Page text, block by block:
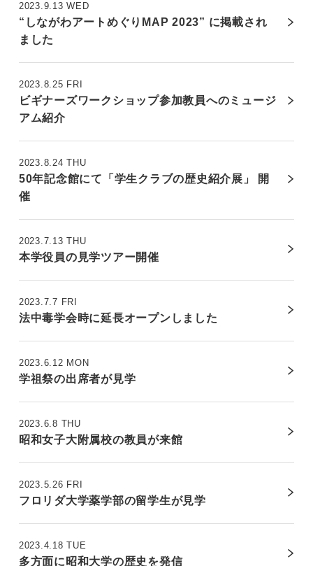
2023.9.13 WED
“しながわアートめぐりMAP 2023” に掲載され
ました
2023.8.25 FRI
ビギナーズワークショップ参加教員へのミュージ
アム紹介
2023.8.24 THU
50年記念館にて「学生クラブの歴史紹介展」 開
催
2023.7.13 THU
本学役員の見学ツアー開催
2023.7.7 FRI
法中毒学会時に延長オープンしました
2023.6.12 MON
学祖祭の出席者が見学
2023.6.8 THU
昭和女子大附属校の教員が来館
2023.5.26 FRI
フロリダ大学薬学部の留学生が見学
2023.4.18 TUE
多方面に昭和大学の歴史を発信